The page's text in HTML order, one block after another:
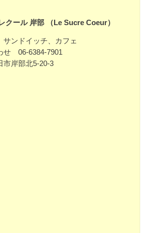
クール 岸部 （Le Sucre Coeur）
ンドイッチ、カフェ
せ 06-6384-7901
岸部北5-20-3